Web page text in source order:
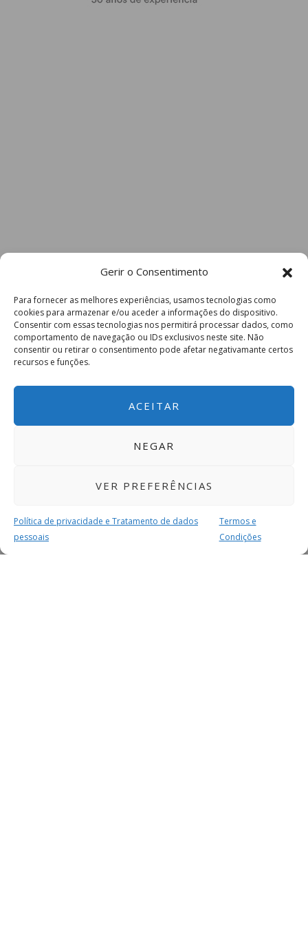
Gerir o Consentimento
Para fornecer as melhores experiências, usamos tecnologias como
cookies para armazenar e/ou aceder a informações do dispositivo.
Consentir com essas tecnologias nos permitirá processar dados, como
comportamento de navegação ou IDs exclusivos neste site. Não
consentir ou retirar o consentimento pode afetar negativamante certos
recursos e funções.
ACEITAR
NEGAR
VER PREFERÊNCIAS
Política de privacidade e Tratamento de dados
pessoais
Termos e
Condições